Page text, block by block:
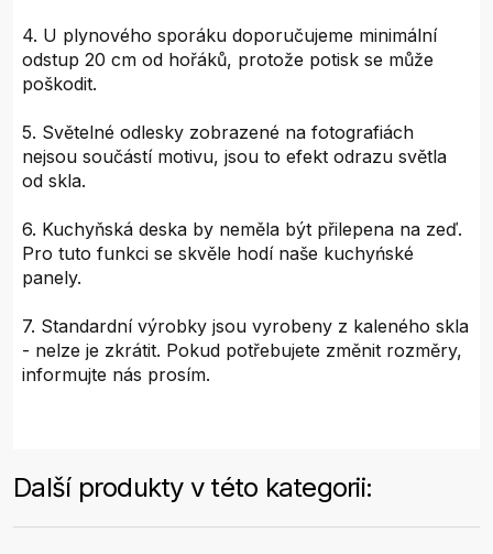
4. U plynového sporáku doporučujeme minimální
odstup 20 cm od hořáků, protože potisk se může
poškodit.
5. Světelné odlesky zobrazené na fotografiách
nejsou součástí motivu, jsou to efekt odrazu světla
od skla.
6. Kuchyňská deska by neměla být přilepena na zeď.
Pro tuto funkci se skvěle hodí naše kuchyńské
panely.
7. Standardní výrobky jsou vyrobeny z kaleného skla
- nelze je zkrátit. Pokud potřebujete změnit rozměry,
informujte nás prosím.
Další produkty v této kategorii: